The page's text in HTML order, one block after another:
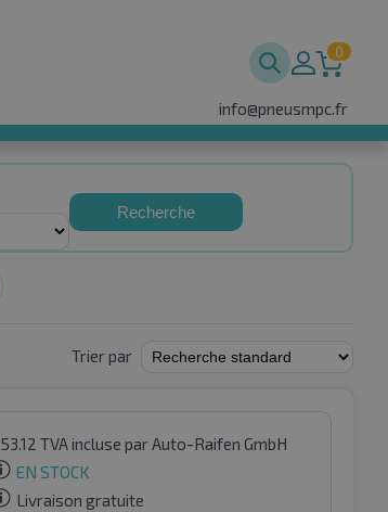
0
info@pneusmpc.fr
Recherche
Trier par
53.12 TVA incluse par Auto-Raifen GmbH
EN STOCK
Livraison gratuite